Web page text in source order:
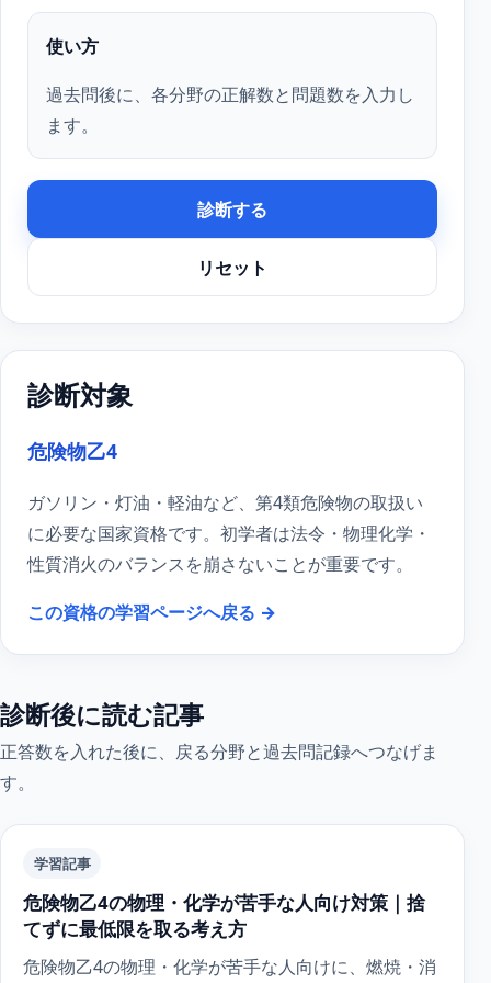
使い方
過去問後に、各分野の正解数と問題数を入力し
ます。
診断する
リセット
診断対象
危険物乙4
ガソリン・灯油・軽油など、第4類危険物の取扱い
に必要な国家資格です。初学者は法令・物理化学・
性質消火のバランスを崩さないことが重要です。
この資格の学習ページへ戻る →
診断後に読む記事
正答数を入れた後に、戻る分野と過去問記録へつなげま
す。
学習記事
危険物乙4の物理・化学が苦手な人向け対策｜捨
てずに最低限を取る考え方
危険物乙4の物理・化学が苦手な人向けに、燃焼・消